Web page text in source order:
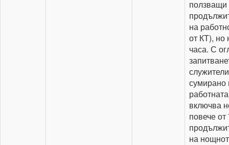
ползващи
на
от КТ), но
часа. С
сумирано
включва
повече
на